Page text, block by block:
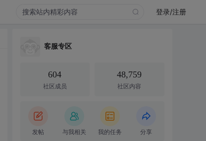
登录/注册
客服专区
604
社区成员
48,759
社区内容
发帖 与我相关 我的任务 分享